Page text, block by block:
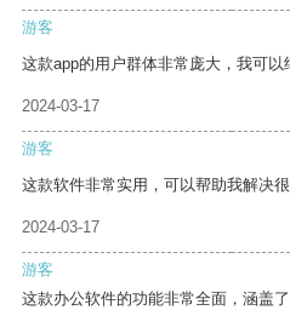
游客
这款app的用户群体非常庞大，我可以
2024-03-17
游客
这款软件非常实用，可以帮助我解决很
2024-03-17
游客
这款办公软件的功能非常全面，涵盖